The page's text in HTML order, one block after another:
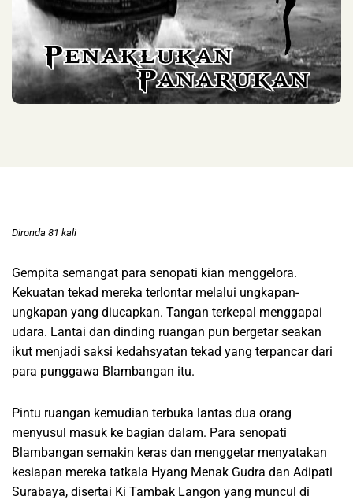
Dironda 81 kali
Gempita semangat para senopati kian menggelora.
Kekuatan tekad mereka terlontar melalui ungkapan-
ungkapan yang diucapkan. Tangan terkepal menggapai
udara. Lantai dan dinding ruangan pun bergetar seakan
ikut menjadi saksi kedahsyatan tekad yang terpancar dari
para punggawa Blambangan itu.
Pintu ruangan kemudian terbuka lantas dua orang
menyusul masuk ke bagian dalam. Para senopati
Blambangan semakin keras dan menggetar menyatakan
kesiapan mereka tatkala Hyang Menak Gudra dan Adipati
Surabaya, disertai Ki Tambak Langon yang muncul di